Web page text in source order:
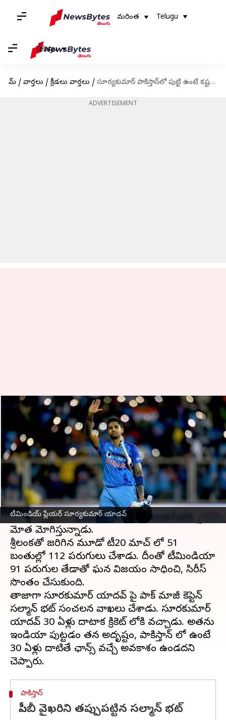
మరింత Telugu
Telugu
హోమ్ / వార్తలు / క్రీడలు వార్తలు / సూర్యకుమార్ పాకిస్తాన్‌లో పుట్టి ఉంటే కష్టమే: పాక్ మాజీ కెప్టెన్
ADVERTISEMENT
టీమిండియ్ ప్లేయర్ సూర్యకుమార్ యాదవ్
సూర్యకుమార్ పాకిస్తాన్‌లో పుట్టి ఉంటే
కష్టమే: పాక్ మాజీ కెప్టెన్
వ్రాసిన వారు Jayachandra Akuri Jan 10, 2023 01:16 pm
ఈ వార్తాకథనం ఏంటి
సూర్యకుమార్ యాదవ్ లేటు ఎంట్రీ ఇచ్చినా
టీమిండియా తనదైన ముద్ర వేసుకున్నాడు. ప్రస్తుతం
టీ20ల్లో నంబర్ 1 బ్యాట్స్ మెన్స్ కొనసాగుతూ రికార్డుల
మోత మోగిస్తున్నాడు.
శ్రీలంకతో జరిగిన మూడో టీ20 మ్యాచ్ లో 51
బంతుల్లో 112 పరుగులు చేశాడు. దీంతో టీమిండియా
91 పరుగుల తేడాతో ఘన విజయం సాధించి, సిరీస్
సొంతం చేసుకుంది.
తాజాగా సూర్యకుమార్ యాదవ్ పై పాక్ మాజీ కెప్టెన్
సల్మాన్ భట్ సంచలన వ్యాఖ్యలు చేశాడు. సూర్యకుమార్
యాదవ్ 30 ఏళ్లు దాటాక క్రికెట్ లోకి వచ్చాడు. అతను
ఇండియా పుట్టడం తన అదృష్టం, పాకిస్తాన్ లో ఉంటే
30 ఏళ్లు దాటితే ఛాన్స్ వచ్చే అవకాశం ఉండదని
పాకిస్తాన్
పీసీబీ వైఖరిని తప్పుపట్టిన సల్మాన్ భట్